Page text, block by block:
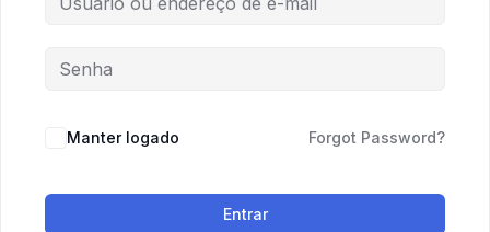
Manter logado Forgot Password?
Entrar